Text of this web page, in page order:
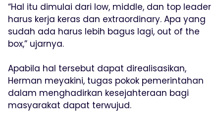
“Hal itu dimulai dari low, middle, dan top leader
harus kerja keras dan extraordinary. Apa yang
sudah ada harus lebih bagus lagi, out of the
box,” ujarnya.
Apabila hal tersebut dapat direalisasikan,
Herman meyakini, tugas pokok pemerintahan
dalam menghadirkan kesejahteraan bagi
masyarakat dapat terwujud.